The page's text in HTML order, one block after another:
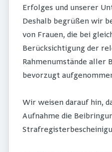
Erfolges und unserer
Deshalb begrüßen wir
von Frauen, die bei
Berücksichtigung der
Rahmenumstände aller
bevorzugt
Wir weisen darauf hin,
Aufnahme die